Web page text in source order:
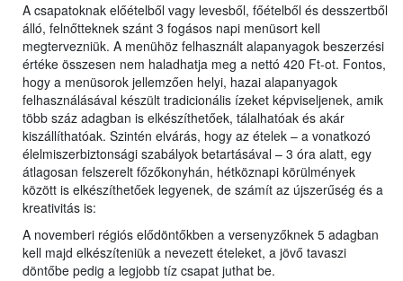
A csapatoknak előételből vagy levesből, főételből és desszertből
álló, felnőtteknek szánt 3 fogásos napi menüsort kell
megtervezniük. A menühöz felhasznált alapanyagok beszerzési
értéke összesen nem haladhatja meg a nettó 420 Ft-ot. Fontos,
hogy a menüsorok jellemzően helyi, hazai alapanyagok
felhasználásával készült tradicionális ízeket képviseljenek, amik
több száz adagban is elkészíthetőek, tálalhatóak és akár
kiszállíthatóak. Szintén elvárás, hogy az ételek – a vonatkozó
élelmiszerbiztonsági szabályok betartásával – 3 óra alatt, egy
átlagosan felszerelt főzőkonyhán, hétköznapi körülmények
között is elkészíthetőek legyenek, de számít az újszerűség és a
kreativitás is:
A novemberi régiós elődöntőkben a versenyzőknek 5 adagban
kell majd elkészíteniük a nevezett ételeket, a jövő tavaszi
döntőbe pedig a legjobb tíz csapat juthat be.